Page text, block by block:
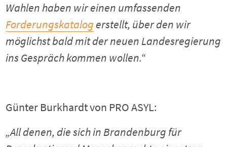
Wahlen haben wir einen umfassenden
Forderungskatalogerstellt, über den wir
möglichst bald mit der neuen Landesregierung
ins Gespräch kommen wollen.“
Günter Burkhardt von PRO ASYL:
„All denen, die sich in Brandenburg für